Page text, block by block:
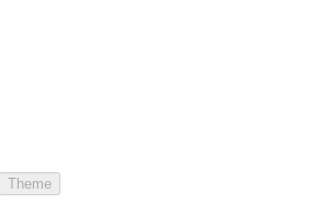
Theme